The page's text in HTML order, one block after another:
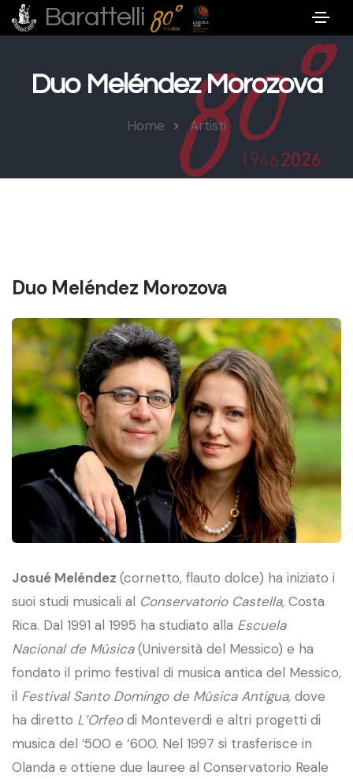
Barattelli
Duo Meléndez Morozova
Home Artisti
Duo Meléndez Morozova
Josué Meléndez (cornetto, flauto dolce) ha iniziato i
suoi studi musicali al Conservatorio Castella, Costa
Rica. Dal 1991 al 1995 ha studiato alla Escuela
Nacional de Música(Università del Messico) e ha
fondato il primo festival di musica antica del Messico,
il Festival Santo Domingo de Música Antigua, dove
ha diretto L’Orfeodi Monteverdi e altri progetti di
musica del ‘500 e ‘600. Nel 1997 si trasferisce in
Olanda e ottiene due lauree al Conservatorio Reale